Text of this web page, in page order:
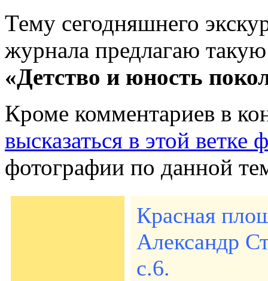
Тему сегодняшнего
журнала предлагаю
«Детство и юность
Кроме комментариев в
высказаться в этой ветке
фотографии по данной
Красная
Александр
с.6.